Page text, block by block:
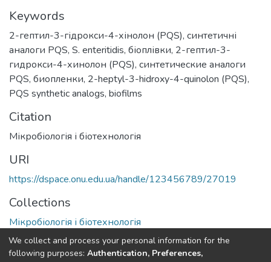
Keywords
2-гептил-3-гідрокси-4-хінолон (PQS), синтетичні
аналоги PQS, S. enteritidis, біоплівки, 2-гептил-3-
гидрокси-4-хинолон (PQS), синтетические аналоги
PQS, биопленки, 2-heptyl-3-hidroxy-4-quinolon (PQS),
PQS synthetic analogs, biofilms
Citation
Мікробіологія і біотехнологія
URI
https://dspace.onu.edu.ua/handle/123456789/27019
Collections
Мікробіологія і біотехнологія
Full item page
We collect and process your personal information for the
following purposes: Authentication, Preferences,